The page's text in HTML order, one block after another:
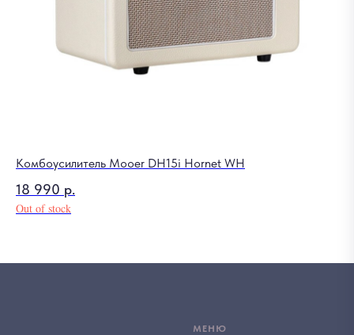
Комбоусилитель Mooer DH15i Hornet WH
18 990 р.
Out of stock
МЕНЮ